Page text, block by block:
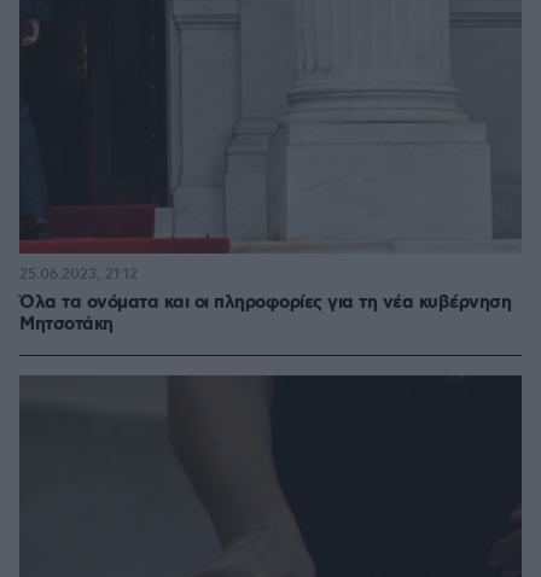
Όλα τα ονόματα και οι πληροφορίες για τη νέα κυβέρνηση
Μητσοτάκη
25.06.2023, 21:12